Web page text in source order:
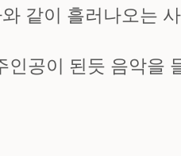
같이 흘러나오는
인공이 된듯 음악을